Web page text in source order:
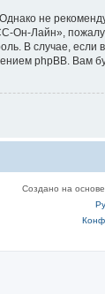
не
Лайн»,
В случае,
phpBB. Вам
Создано на основе